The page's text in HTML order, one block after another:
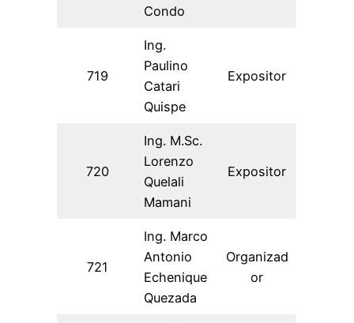
Condo
719
Ing.
Paulino
Catari
Quispe
Expositor
720
Ing. M.Sc.
Lorenzo
Quelali
Mamani
Expositor
721
Ing. Marco
Antonio
Echenique
Quezada
Organizad
or